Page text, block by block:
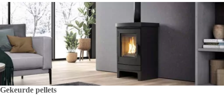
Gekeurde pellets